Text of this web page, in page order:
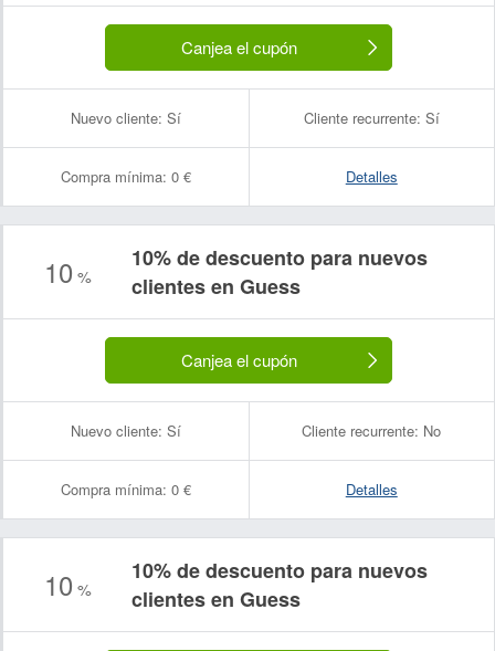
Canjea el cupón
Nuevo cliente: Sí Cliente recurrente: Sí
Compra mínima: 0 € Detalles
10 %
10% de descuento para nuevos
clientes en Guess
Canjea el cupón
Nuevo cliente: Sí Cliente recurrente: No
Compra mínima: 0 € Detalles
10 %
10% de descuento para nuevos
clientes en Guess